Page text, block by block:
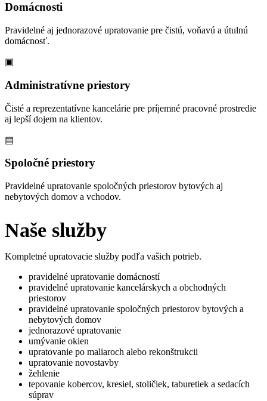
Domácnosti
Pravidelné aj jednorazové upratovanie pre čistú, voňavú a útulnú
domácnosť.
▣
Administratívne priestory
Čisté a reprezentatívne kancelárie pre príjemné pracovné prostredie
aj lepší dojem na klientov.
▤
Spoločné priestory
Pravidelné upratovanie spoločných priestorov bytových aj
nebytových domov a vchodov.
Naše služby
Kompletné upratovacie služby podľa vašich potrieb.
pravidelné upratovanie domácností
pravidelné upratovanie kancelárskych a obchodných
priestorov
pravidelné upratovanie spoločných priestorov bytových a
nebytových domov
jednorazové upratovanie
umývanie okien
upratovanie po maliaroch alebo rekonštrukcii
upratovanie novostavby
žehlenie
tepovanie kobercov, kresiel, stoličiek, taburetiek a sedacích
súprav